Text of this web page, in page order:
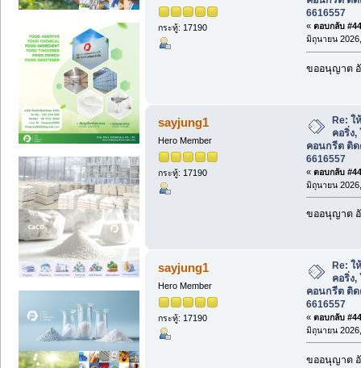
กระทู้: 17190
6616557
« ตอบกลับ
มิถุนายน
ขออนุญาต
sayjung1
Hero Member
กระทู้: 17190
Re: ใ
คอริ่ง,
คอนกรีต ติ
6616557
« ตอบกลับ
มิถุนายน
ขออนุญาต
sayjung1
Hero Member
กระทู้: 17190
Re: ใ
คอริ่ง,
คอนกรีต ติ
6616557
« ตอบกลับ
มิถุนายน
ขออนุญาต